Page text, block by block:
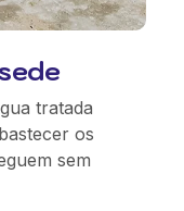
tratada
os
sem